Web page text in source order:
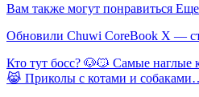
Вам также могут понравиться Еще
Обновили Chuwi CoreBook X —
Кто тут босс? 🐶😼 Самые наглые
😹 Приколы с котами и